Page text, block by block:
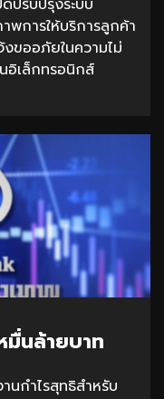
ปรับปรุงระบบ
พการให้บริการลูกค้า
ขออภัยในความไม่
อิเล็กทรอนิกส์
มื่นล้ายบาท
นกำไรสุทธิสำหรับ